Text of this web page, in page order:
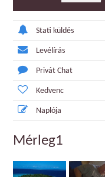
Stati küldés
Levélírás
Privát Chat
Kedvenc
Naplója
Mérleg1